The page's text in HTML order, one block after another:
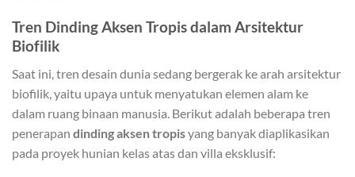
Tren Dinding Aksen Tropis dalam Arsitektur
Biofilik
Saat ini, tren desain dunia sedang bergerak ke arah arsitektur
biofilik, yaitu upaya untuk menyatukan elemen alam ke
dalam ruang binaan manusia. Berikut adalah beberapa tren
penerapan dinding aksen tropisyang banyak diaplikasikan
pada proyek hunian kelas atas dan villa eksklusif: